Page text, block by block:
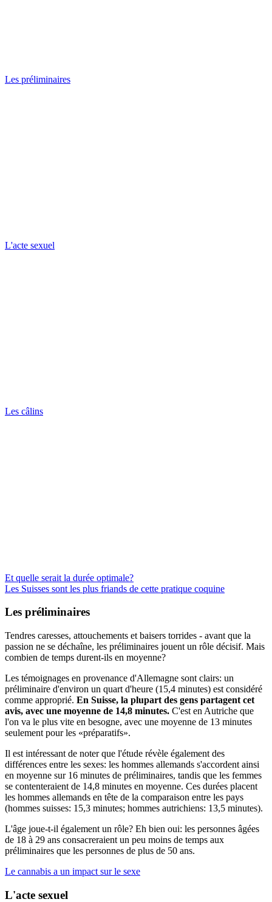
Les préliminaires
L'acte sexuel
Les câlins
Et quelle serait la durée optimale?
Les Suisses sont les plus friands de cette pratique coquine
Les préliminaires
Tendres caresses, attouchements et baisers torrides - avant que la
passion ne se déchaîne, les préliminaires jouent un rôle décisif. Mais
combien de temps durent-ils en moyenne?
Les témoignages en provenance d'Allemagne sont clairs: un
préliminaire d'environ un quart d'heure (15,4 minutes) est considéré
comme approprié. En Suisse, la plupart des gens partagent cet
avis, avec une moyenne de 14,8 minutes. C'est en Autriche que
l'on va le plus vite en besogne, avec une moyenne de 13 minutes
seulement pour les «préparatifs».
Il est intéressant de noter que l'étude révèle également des
différences entre les sexes: les hommes allemands s'accordent ainsi
en moyenne sur 16 minutes de préliminaires, tandis que les femmes
se contenteraient de 14,8 minutes en moyenne. Ces durées placent
les hommes allemands en tête de la comparaison entre les pays
(hommes suisses: 15,3 minutes; hommes autrichiens: 13,5 minutes).
L'âge joue-t-il également un rôle? Eh bien oui: les personnes âgées
de 18 à 29 ans consacreraient un peu moins de temps aux
préliminaires que les personnes de plus de 50 ans.
Le cannabis a un impact sur le sexe
L'acte sexuel